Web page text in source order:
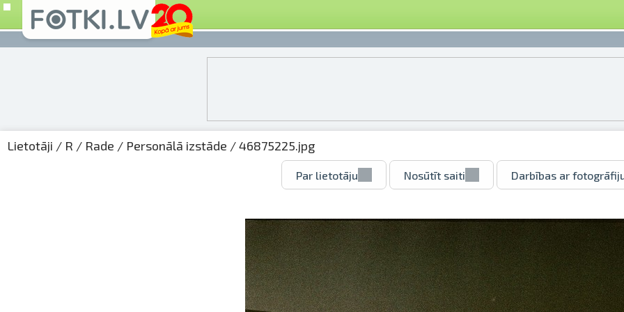
Lietotāji / R / Rade / Personālā izstāde / 46875225.jpg
Par lietotāju Nosūtīt saiti Darbības ar